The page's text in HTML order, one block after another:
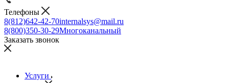
Телефоны
8(812)642-42-70internalsys@mail.ru
8(800)350-30-29Многоканальный
Заказать звонок
Услуги